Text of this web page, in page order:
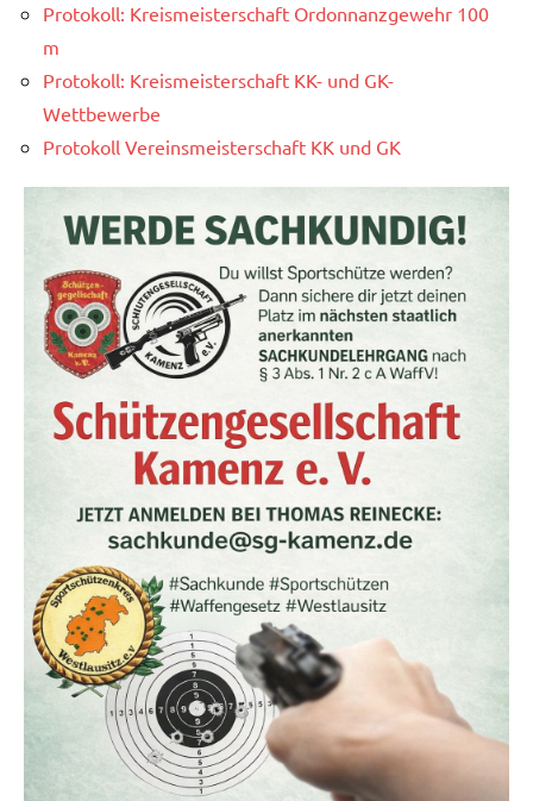
Protokoll: Kreismeisterschaft Ordonnanzgewehr 100
m
Protokoll: Kreismeisterschaft KK- und GK-
Wettbewerbe
Protokoll Vereinsmeisterschaft KK und GK